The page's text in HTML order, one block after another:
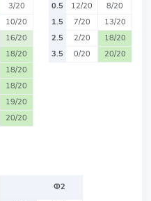
3/20
10/20
16/20
18/20
18/20
18/20
19/20
20/20
0.5
12/20
8/20
1.5
7/20
13/20
2.5
2/20
18/20
3.5
0/20 20/20
Ф2